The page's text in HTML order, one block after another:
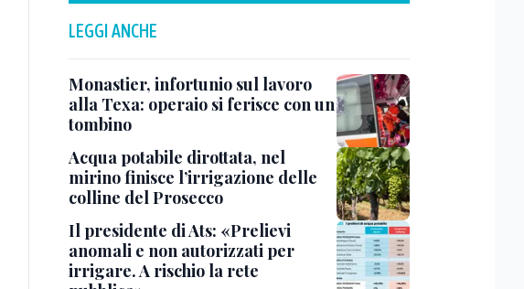
LEGGI ANCHE
Monastier, infortunio sul lavoro
alla Texa: operaio si ferisce con un
tombino
Acqua potabile dirottata, nel
mirino finisce l’irrigazione delle
colline del Prosecco
Il presidente di Ats: «Prelievi
anomali e non autorizzati per
irrigare. A rischio la rete